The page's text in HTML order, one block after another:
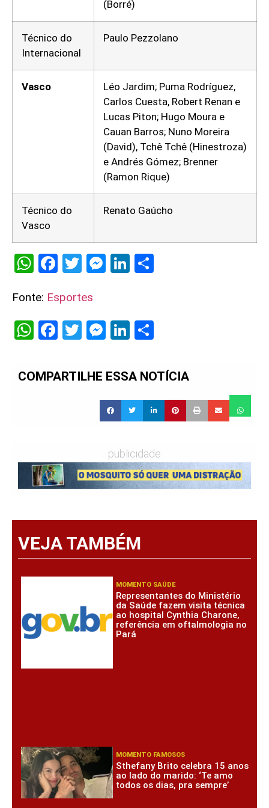
(Borré)
Técnico do
Internacional
Paulo Pezzolano
Vasco
Léo Jardim; Puma Rodríguez,
Carlos Cuesta, Robert Renan e
Lucas Piton; Hugo Moura e
Cauan Barros; Nuno Moreira
(David), Tchê Tchê (Hinestroza)
e Andrés Gómez; Brenner
(Ramon Rique)
Técnico do
Vasco
Renato Gaúcho
WhatsApp
Facebook
TwitterMessenger
LinkedIn
Fonte: Esportes
WhatsApp
Facebook
Twitter
Messenger
LinkedIn
COMPARTILHE ESSA NOTÍCIA
publicidade
VEJA TAMBÉM
MOMENTO SAÚDE
Representantes do Ministério
da Saúde fazem visita técnica
ao hospital Cynthia Charone,
referência em oftalmologia no
Pará
MOMENTO FAMOSOS
Sthefany Brito celebra 15 anos
ao lado do marido: ‘Te amo
todos os dias, pra sempre’